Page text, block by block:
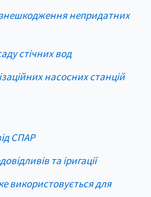
непридатних
стічних вод
насосних станцій
СПАР
та іригації
використовується для